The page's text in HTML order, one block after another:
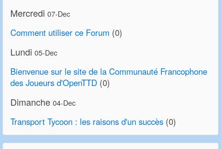
Mercredi 07-Dec
Comment utiliser ce Forum (0)
Lundi 05-Dec
Bienvenue sur le site de la Communauté Francophone
des Joueurs d'OpenTTD (0)
Dimanche 04-Dec
Transport Tycoon : les raisons d'un succès (0)